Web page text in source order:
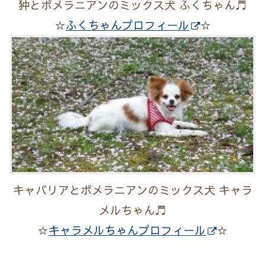
狆とポメラニアンのミックス犬 ふくちゃん♬
☆ふくちゃんプロフィール ☆
キャバリアとポメラニアンのミックス犬 キャラ
メルちゃん♬
☆キャラメルちゃんプロフィール ☆